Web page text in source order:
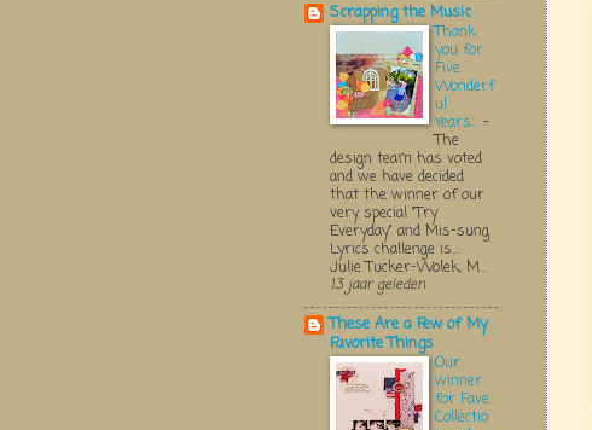
Scrapping the Music
Thank
you for
Five
Wonderf
ul
Years... -
The
design team has voted
and we have decided
that the winner of our
very special "Try
Everyday" and Mis-sung
Lyrics challenge is...
Julie Tucker-Wolek, M...
13 jaar geleden
These Are a Few of My
Favorite Things
Our
winner
for Fave
Collectio